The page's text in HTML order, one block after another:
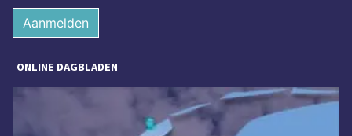
Aanmelden
ONLINE DAGBLADEN